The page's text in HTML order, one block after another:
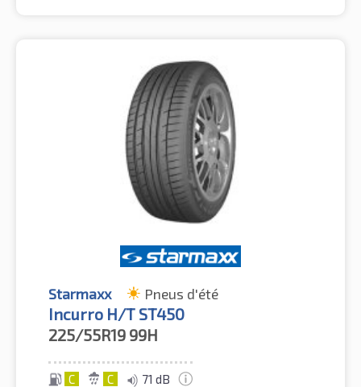
Starmaxx Pneus d'été
Incurro H/T ST450
225/55R19 99H
C C 71 dB